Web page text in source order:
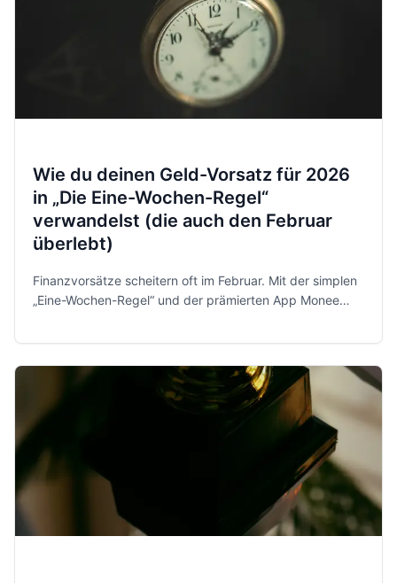
Wie du deinen Geld-Vorsatz für 2026
in „Die Eine-Wochen-Regel“
verwandelst (die auch den Februar
überlebt)
Finanzvorsätze scheitern oft im Februar. Mit der simplen
„Eine-Wochen-Regel“ und der prämierten App Monee